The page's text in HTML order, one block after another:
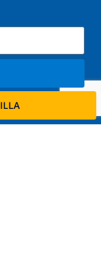
restez informé
respectons